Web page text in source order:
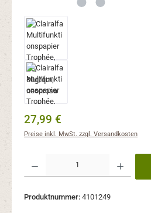
Regulärer Preis:
27,99 €
Preise inkl. MwSt. zzgl. Versandkosten
Produktnummer: 4101249